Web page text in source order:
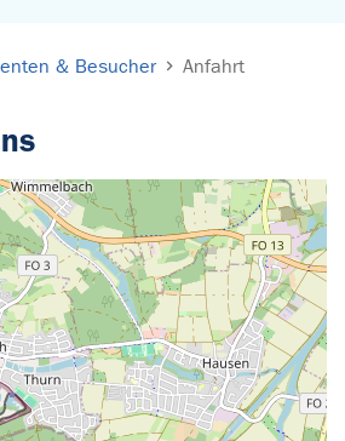
& Besucher Anfahrt